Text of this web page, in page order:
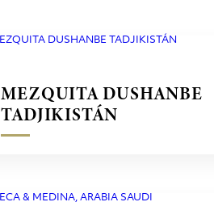
MEZQUITA DUSHANBE
TADJIKISTÁN